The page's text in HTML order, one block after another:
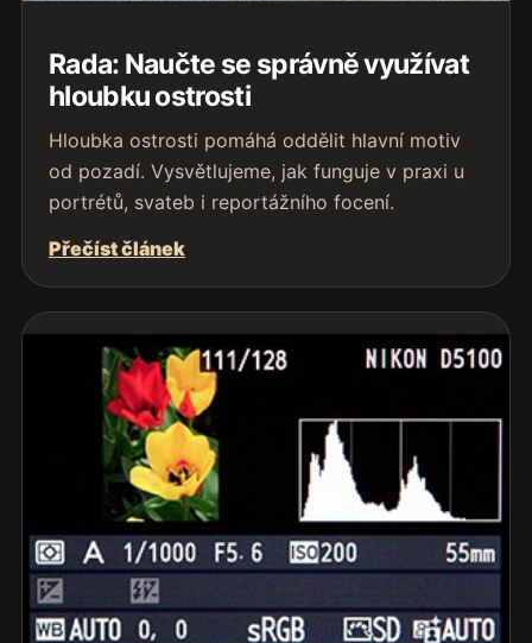
Rada: Naučte se správně využívat
hloubku ostrosti
Hloubka ostrosti pomáhá oddělit hlavní motiv
od pozadí. Vysvětlujeme, jak funguje v praxi u
portrétů, svateb i reportážního focení.
Přečíst článek